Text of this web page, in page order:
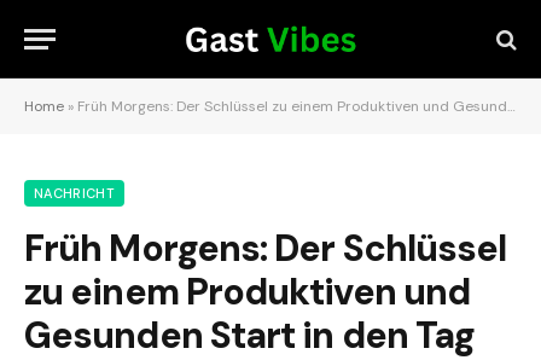
Home » Früh Morgens: Der Schlüssel zu einem Produktiven und Gesunden Start in den Tag
NACHRICHT
Früh Morgens: Der Schlüssel
zu einem Produktiven und
Gesunden Start in den Tag